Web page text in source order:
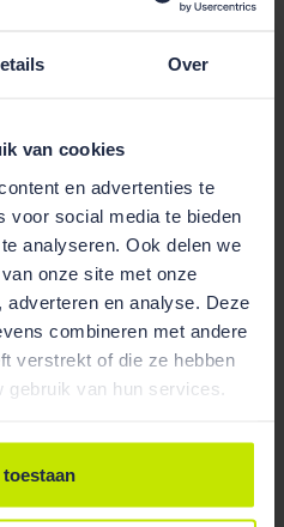
Over
van cookies
en advertenties te
voor social media te bieden
analyseren. Ook delen we
onze site met onze
en analyse. Deze
combineren met andere
verstrekt of die ze hebben
van hun services.